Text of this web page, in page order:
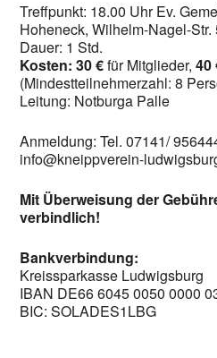
Treffpunkt: 18.00 Uhr Ev.
Hoheneck, Wilhelm-Nagel-Str.
Dauer: 1 Std.
Kosten: 30 €für Mitglieder,
(Mindestteilnehmerzahl: 8
Leitung: Notburga Palle
Anmeldung: Tel. 07141/
info@kneippverein-
Mit Überweisung der
verbindlich!
Bankverbindung:
Kreissparkasse Ludwigsburg
IBAN DE66 6045 0050 0000
BIC: SOLADES1LBG